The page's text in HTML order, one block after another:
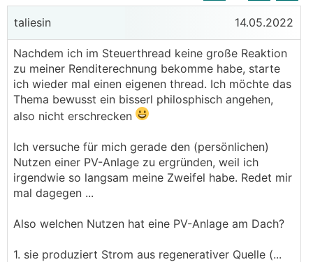
taliesin 14.05.2022
Nachdem ich im Steuerthread keine große Reaktion
zu meiner Renditerechnung bekomme habe, starte
ich wieder mal einen eigenen thread. Ich möchte das
Thema bewusst ein bisserl philosphisch angehen,
also nicht erschrecken
Ich versuche für mich gerade den (persönlichen)
Nutzen einer PV-Anlage zu ergründen, weil ich
irgendwie so langsam meine Zweifel habe. Redet mir
mal dagegen ...
Also welchen Nutzen hat eine PV-Anlage am Dach?
1. sie produziert Strom aus regenerativer Quelle (...